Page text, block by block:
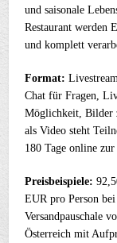
und saisonale
Restaurant werden
und komplett
Format:
Chat für Fragen,
Möglichkeit, Bilder
als Video steht
180 Tage online
Preisbeispiele:
EUR pro Person
Versandpauschale
Österreich mit